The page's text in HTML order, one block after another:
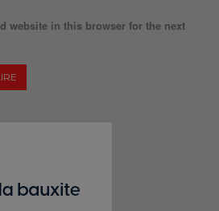
website in this browser for the next